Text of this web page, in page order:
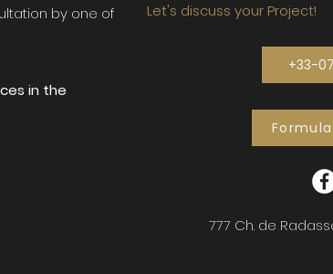
by one of
in the
Let's discuss your Project!
+33-
777 Ch. de